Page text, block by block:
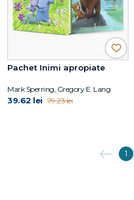
Pachet Inimi apropiate
Mark Sperring, Gregory E. Lang
39.62 lei 79.23 lei
Anterioara
1